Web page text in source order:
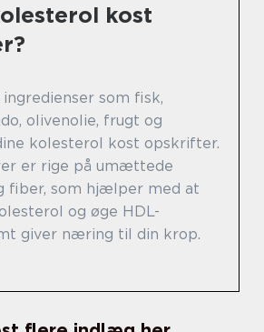
kost
som fisk,
olivenolie, frugt og
kolesterol kost opskrifter.
er rige på umættede
fiber, som hjælper med at
og øge HDL-
giver næring til din krop.